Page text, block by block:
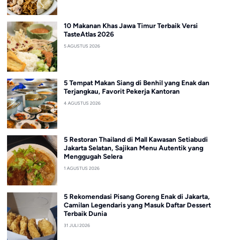
10 Makanan Khas Jawa Timur Terbaik Versi
TasteAtlas 2026
5 AGUSTUS 2026
5 Tempat Makan Siang di Benhil yang Enak dan
Terjangkau, Favorit Pekerja Kantoran
4 AGUSTUS 2026
5 Restoran Thailand di Mall Kawasan Setiabudi
Jakarta Selatan, Sajikan Menu Autentik yang
Menggugah Selera
1 AGUSTUS 2026
5 Rekomendasi Pisang Goreng Enak di Jakarta,
Camilan Legendaris yang Masuk Daftar Dessert
Terbaik Dunia
31 JULI 2026